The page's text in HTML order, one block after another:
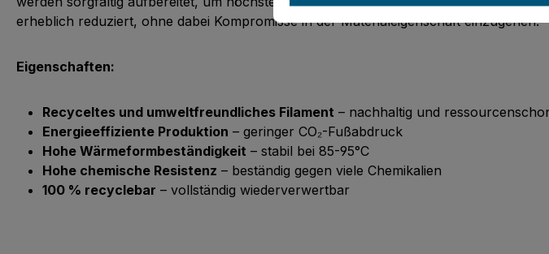
erheblich reduziert, ohne dabei Kompromisse in der Materialeigenschaft einzugehen.
Eigenschaften:
Recyceltes und umweltfreundliches Filament – nachhaltig und
Energieeffiziente Produktion – geringer CO₂-Fußabdruck
Hohe Wärmeformbeständigkeit – stabil bei 85-95°C
Hohe chemische Resistenz – beständig gegen viele Chemikalien
100 % recyclebar – vollständig wiederverwertbar